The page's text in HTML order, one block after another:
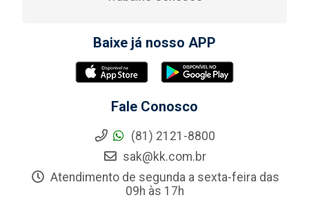
Baixe já nosso APP
Fale Conosco
(81) 2121-8800
sak@kk.com.br
Atendimento de segunda a sexta-feira das
09h às 17h